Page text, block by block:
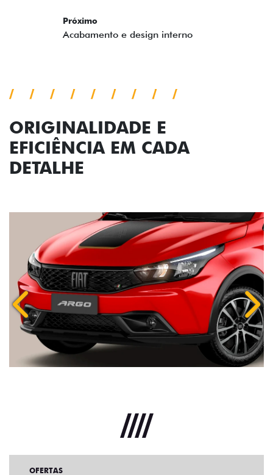
ORIGINALIDADE E
EFICIÊNCIA EM CADA
DETALHE
Anterior
OFERTAS